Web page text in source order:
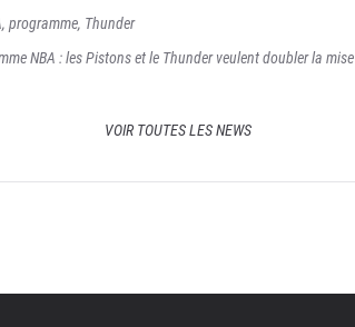
NBA : les Pistons et le Thunder veulent doubler la mise
, programme, Thunder
VOIR TOUTES LES NEWS